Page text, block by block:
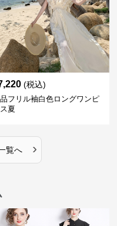
(税込)
フリル袖白色ロングワンピ
夏
覧へ ›